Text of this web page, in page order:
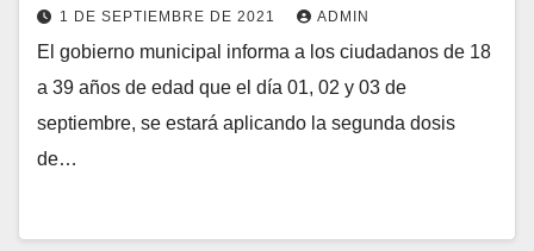
1 DE SEPTIEMBRE DE 2021 ADMIN
El gobierno municipal informa a los ciudadanos de 18
a 39 años de edad que el día 01, 02 y 03 de
septiembre, se estará aplicando la segunda dosis
de…